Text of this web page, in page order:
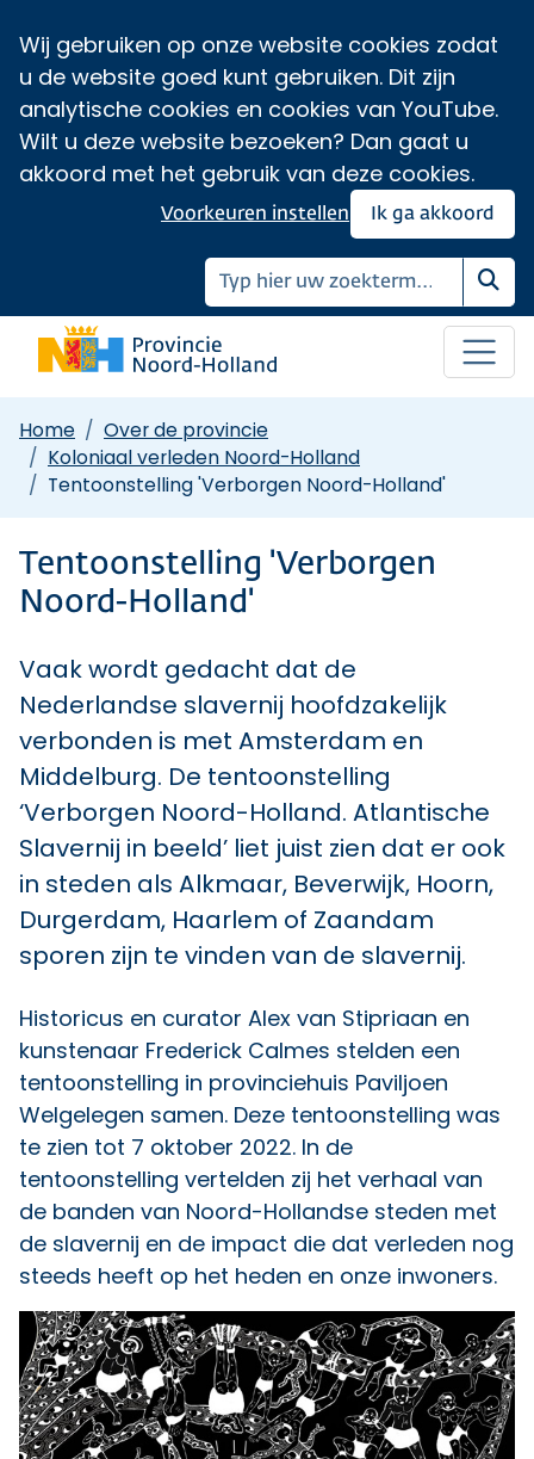
Wij gebruiken op onze website cookies zodat
u de website goed kunt gebruiken. Dit zijn
analytische cookies en cookies van YouTube.
Wilt u deze website bezoeken? Dan gaat u
akkoord met het gebruik van deze cookies.
Ik ga akkoord
Voorkeuren instellen
Home
Over de provincie
Koloniaal verleden Noord-Holland
Tentoonstelling 'Verborgen Noord-Holland'
Tentoonstelling 'Verborgen
Noord-Holland'
Vaak wordt gedacht dat de
Nederlandse slavernij hoofdzakelijk
verbonden is met Amsterdam en
Middelburg. De tentoonstelling
‘Verborgen Noord-Holland. Atlantische
Slavernij in beeld’ liet juist zien dat er ook
in steden als Alkmaar, Beverwijk, Hoorn,
Durgerdam, Haarlem of Zaandam
sporen zijn te vinden van de slavernij.
Historicus en curator Alex van Stipriaan en
kunstenaar Frederick Calmes stelden een
tentoonstelling in provinciehuis Paviljoen
Welgelegen samen. Deze tentoonstelling was
te zien tot 7 oktober 2022. In de
tentoonstelling vertelden zij het verhaal van
de banden van Noord-Hollandse steden met
de slavernij en de impact die dat verleden nog
steeds heeft op het heden en onze inwoners.